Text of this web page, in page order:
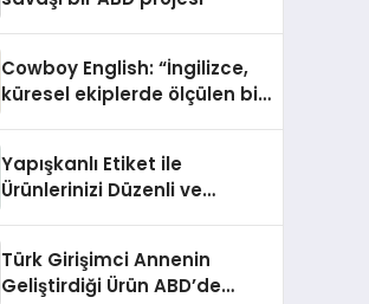
Cowboy English: “İngilizce,
küresel ekiplerde ölçülen bir
Yapışkanlı Etiket ile
Ürünlerinizi Düzenli ve
Türk Girişimci Annenin
Geliştirdiği Ürün ABD’de